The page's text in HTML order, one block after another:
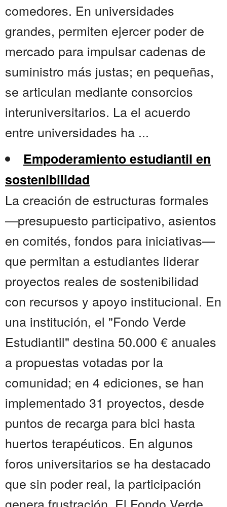
comedores. En universidades
grandes, permiten ejercer poder de
mercado para impulsar cadenas de
suministro más justas; en pequeñas,
se articulan mediante consorcios
interuniversitarios. La el acuerdo
entre universidades ha ...
Empoderamiento estudiantil en
sostenibilidad
La creación de estructuras formales
—presupuesto participativo, asientos
en comités, fondos para iniciativas—
que permitan a estudiantes liderar
proyectos reales de sostenibilidad
con recursos y apoyo institucional. En
una institución, el "Fondo Verde
Estudiantil" destina 50.000 € anuales
a propuestas votadas por la
comunidad; en 4 ediciones, se han
implementado 31 proyectos, desde
puntos de recarga para bici hasta
huertos terapéuticos. En algunos
foros universitarios se ha destacado
que sin poder real, la participación